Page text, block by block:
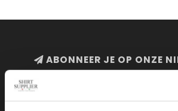
ABONNEER JE OP ONZE